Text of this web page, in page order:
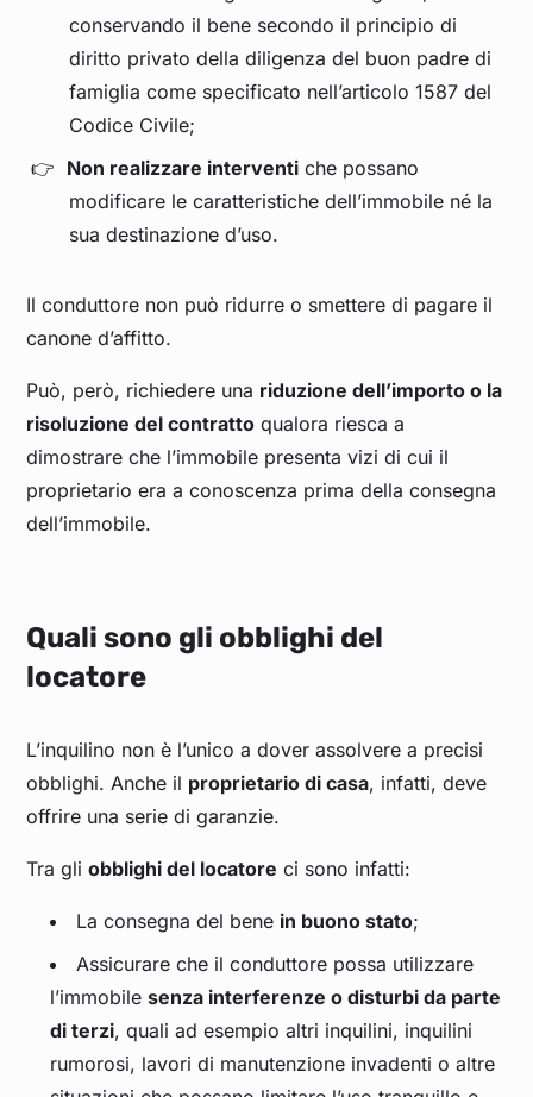
conservando il bene secondo il principio di
diritto privato della diligenza del buon padre di
famiglia come specificato nell’articolo 1587 del
Codice Civile;
Non realizzare interventi che possano
modificare le caratteristiche dell’immobile né la
sua destinazione d’uso.
Il conduttore non può ridurre o smettere di pagare il
canone d’affitto.
Può, però, richiedere una riduzione dell’importo o la
risoluzione del contratto qualora riesca a
dimostrare che l’immobile presenta vizi di cui il
proprietario era a conoscenza prima della consegna
dell’immobile.
Quali sono gli obblighi del
locatore
L’inquilino non è l’unico a dover assolvere a precisi
obblighi. Anche il proprietario di casa, infatti, deve
offrire una serie di garanzie.
Tra gliobblighi del locatore ci sono infatti:
La consegna del bene in buono stato;
Assicurare che il conduttore possa utilizzare
l’immobilesenza interferenze o disturbi da parte
di terzi, quali ad esempio altri inquilini, inquilini
rumorosi, lavori di manutenzione invadenti o altre